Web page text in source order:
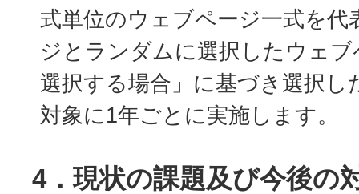
式単位のウェブページ一式を代
ジとランダムに選択したウェ
選択する場合」に基づき選択し
対象に1年ごとに実施します。
4．現状の課題及び今後の